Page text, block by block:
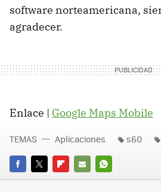
software norteamericana,
agradecer.
Enlace | Google Maps Mobile
FACEBOOK
TWITTERFLIPBOARD
E-
WHATSAPP
TEMAS Aplicaciones s60